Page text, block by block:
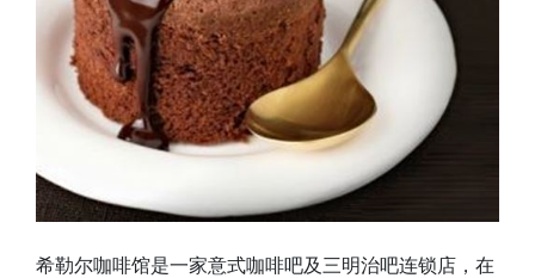
希勒尔咖啡馆是一家意式咖啡吧及三明治吧连锁店，在